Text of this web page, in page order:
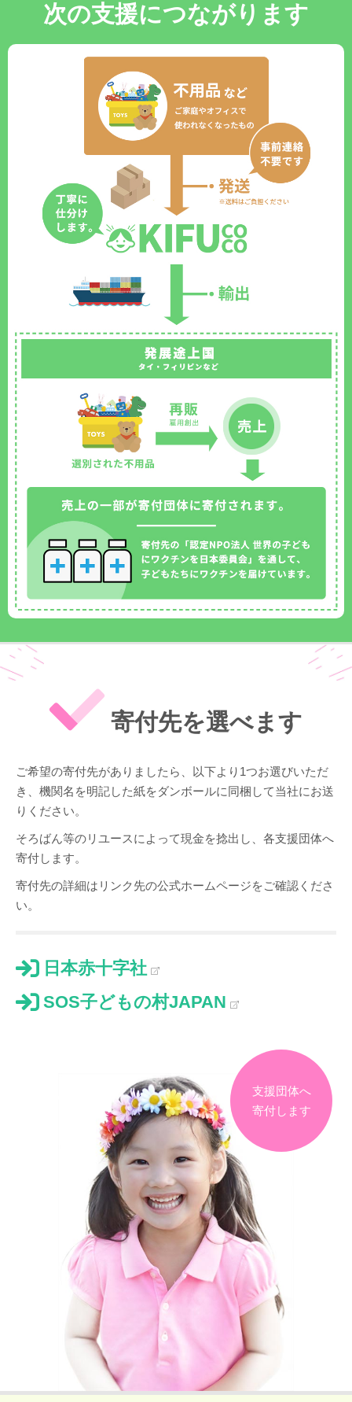
次の支援につながります
寄付先を選べます
ご希望の寄付先がありましたら、以下より1つお選びいただ
き、機関名を明記した紙をダンボールに同梱して当社にお送
りください。
そろばん等のリユースによって現金を捻出し、各支援団体へ
寄付します。
寄付先の詳細はリンク先の公式ホームページをご確認くださ
い。
日本赤十字社
SOS子どもの村JAPAN
支援団体へ
寄付します